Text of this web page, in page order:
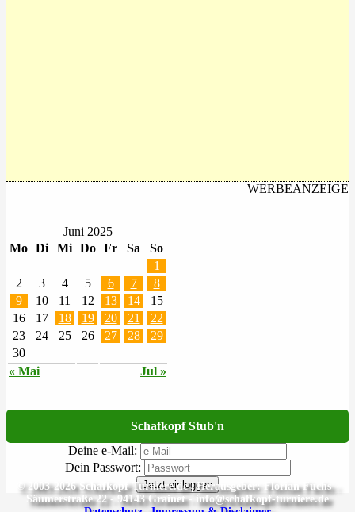
WERBEANZEIGE
Juni 2025
Mo Di Mi Do Fr Sa So
« Mai Jul »
1
2
3 4 5 6 7
8
9
10 11 12 13 14
15
16
17 18 19 20 21
22
23
24 25 26 27 28
29
30
Schafkopf Stub'n
Deine e-Mail:
Dein Passwort:
Jetzt einloggen
© 2003-2026 Schafkopf-Turniere.de | Herausgeber: Florian Fuchs -
Säumerstraße 22 - 94143 Grainet - info@schafkopf-turniere.de